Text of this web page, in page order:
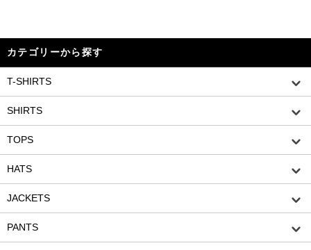
カテゴリーから探す
T-SHIRTS
SHIRTS
TOPS
HATS
JACKETS
PANTS